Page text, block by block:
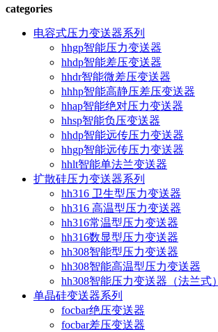
categories
电容式压力变送器系列
hhgp智能压力变送器
hhdp智能差压变送器
hhdr智能微差压变送器
hhhp智能高静压差压变送器
hhap智能绝对压力变送器
hhsp智能负压变送器
hhdp智能远传压力变送器
hhgp智能远传压力变送器
hhlt智能单法兰变送器
扩散硅压力变送器系列
hh316 卫生型压力变送器
hh316 高温型压力变送器
hh316常温型压力变送器
hh316数显型压力变送器
hh308智能型压力变送器
hh308智能高温型压力变送器
hh308智能压力变送器（法兰式）
单晶硅变送器系列
focbar绝压变送器
focbar差压变送器